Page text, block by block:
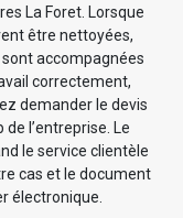
La Foret. Lorsque
être nettoyées,
accompagnées
correctement,
demander le devis
l’entreprise. Le
le service clientèle
cas et le document
électronique.